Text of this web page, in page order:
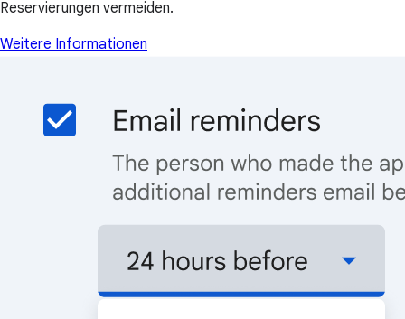
Reservierungen vermeiden.
Weitere Informationen